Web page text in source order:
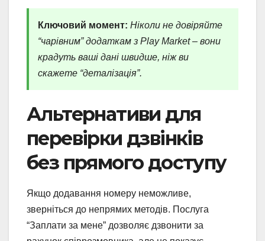
Ключовий момент: Ніколи не довіряйте
“чарівним” додаткам з Play Market – вони
крадуть ваші дані швидше, ніж ви
скажете “деталізація”.
Альтернативи для
перевірки дзвінків
без прямого доступу
Якщо додавання номеру неможливе,
зверніться до непрямих методів. Послуга
“Заплати за мене” дозволяє дзвонити за